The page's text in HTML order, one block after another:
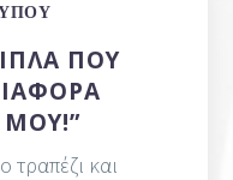
ΠΟΥ
τραπέζι και